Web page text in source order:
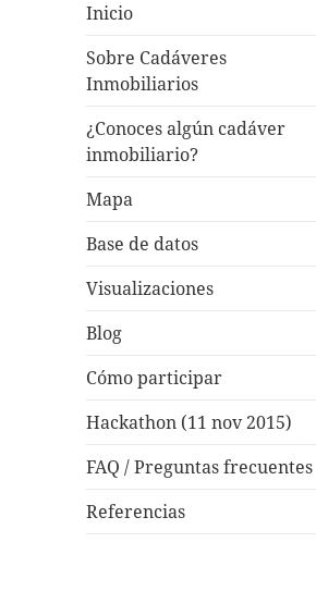
Inicio
Sobre Cadáveres
Inmobiliarios
¿Conoces algún cadáver
inmobiliario?
Mapa
Base de datos
Visualizaciones
Blog
Cómo participar
Hackathon (11 nov 2015)
FAQ / Preguntas frecuentes
Referencias